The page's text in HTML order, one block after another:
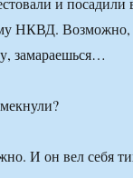
НКВД. Возможно,
замараешься…
И он вел себя